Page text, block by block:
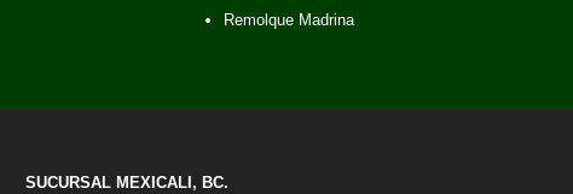
Remolque Madrina
SUCURSAL MEXICALI, BC.